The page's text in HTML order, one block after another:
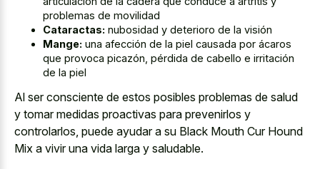
problemas de movilidad
Cataractas: nubosidad y deterioro de la visión
Mange: una afección de la piel causada por ácaros
que provoca picazón, pérdida de cabello e irritación
de la piel
Al ser consciente de estos posibles problemas de salud
y tomar medidas proactivas para prevenirlos y
controlarlos, puede ayudar a su Black Mouth Cur Hound
Mix a vivir una vida larga y saludable.